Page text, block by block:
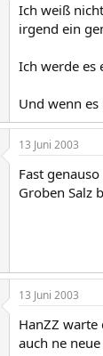
Ich weiß
irgend ein
Ich werde es
Und wenn
13 Juni 2003
Fast
Groben Salz
13 Juni 2003
HanZZ
auch ne